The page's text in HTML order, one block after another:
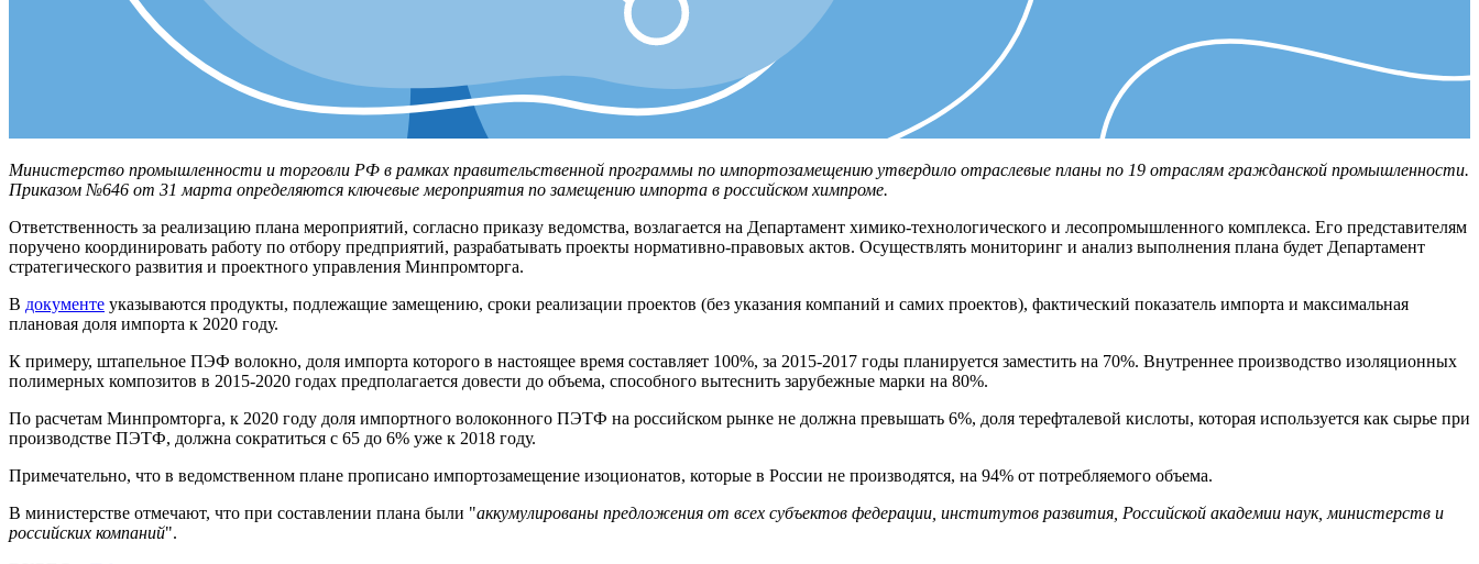
Министерство промышленности и торговли РФ в рамках правительственной программы по импортозамещению утвердило отраслевые планы по 19 отраслям гражданской промышленности.
Приказом №646 от 31 марта определяются ключевые мероприятия по замещению импорта в российском химпроме.
Ответственность за реализацию плана мероприятий, согласно приказу ведомства, возлагается на Департамент химико-технологического и лесопромышленного комплекса. Его представителям
поручено координировать работу по отбору предприятий, разрабатывать проекты нормативно-правовых актов. Осуществлять мониторинг и анализ выполнения плана будет Департамент
стратегического развития и проектного управления Минпромторга.
В документе указываются продукты, подлежащие замещению, сроки реализации проектов (без указания компаний и самих проектов), фактический показатель импорта и максимальная
плановая доля импорта к 2020 году.
К примеру, штапельное ПЭФ волокно, доля импорта которого в настоящее время составляет 100%, за 2015-2017 годы планируется заместить на 70%. Внутреннее производство изоляционных
полимерных композитов в 2015-2020 годах предполагается довести до объема, способного вытеснить зарубежные марки на 80%.
По расчетам Минпромторга, к 2020 году доля импортного волоконного ПЭТФ на российском рынке не должна превышать 6%, доля терефталевой кислоты, которая используется как сырье при
производстве ПЭТФ, должна сократиться с 65 до 6% уже к 2018 году.
Примечательно, что в ведомственном плане прописано импортозамещение изоционатов, которые в России не производятся, на 94% от потребляемого объема.
В министерстве отмечают, что при составлении плана были "аккумулированы предложения от всех субъектов федерации, институтов развития, Российской академии наук, министерств и
российских компаний".